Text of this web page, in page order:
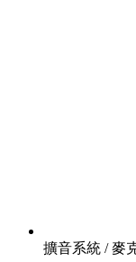
擴音系統 / 麥